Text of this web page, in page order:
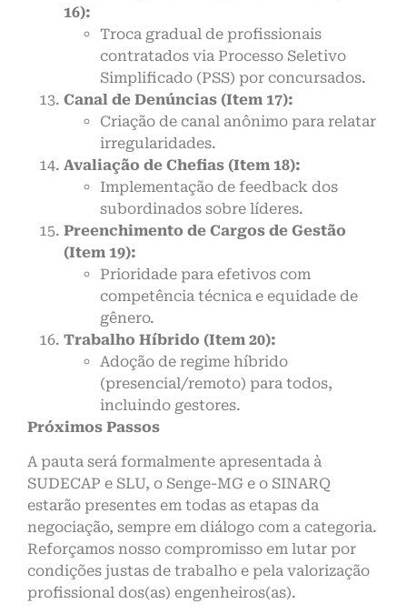
16):
Troca gradual de profissionais
contratados via Processo Seletivo
Simplificado (PSS) por concursados.
Canal de Denúncias (Item 17):
Criação de canal anônimo para relatar
irregularidades.
Avaliação de Chefias (Item 18):
Implementação de feedback dos
subordinados sobre líderes.
Preenchimento de Cargos de Gestão
(Item 19):
Prioridade para efetivos com
competência técnica e equidade de
gênero.
Trabalho Híbrido (Item 20):
Adoção de regime híbrido
(presencial/remoto) para todos,
incluindo gestores.
Próximos Passos
A pauta será formalmente apresentada à
SUDECAP e SLU, o Senge-MG e o SINARQ
estarão presentes em todas as etapas da
negociação, sempre em diálogo com a categoria.
Reforçamos nosso compromisso em lutar por
condições justas de trabalho e pela valorização
profissional dos(as) engenheiros(as).